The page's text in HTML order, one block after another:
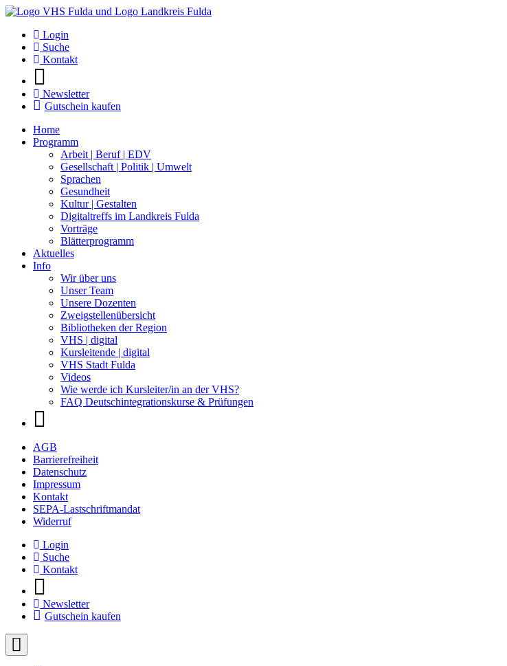
Login
Suche
Kontakt
Newsletter
Gutschein kaufen
Home
Programm
Arbeit | Beruf | EDV
Gesellschaft | Politik | Umwelt
Sprachen
Gesundheit
Kultur | Gestalten
Digitaltreffs im Landkreis Fulda
Vorträge
Blätterprogramm
Aktuelles
Info
Wir über uns
Unser Team
Unsere Dozenten
Zweigstellenübersicht
Bibliotheken der Region
VHS | digital
Kursleitende | digital
VHS Stadt Fulda
Videos
Wie werde ich Kursleiter/in an der VHS?
FAQ Deutschintegrationskurse & Prüfungen
AGB
Barrierefreiheit
Datenschutz
Impressum
Kontakt
SEPA-Lastschriftmandat
Widerruf
Login
Suche
Kontakt
Newsletter
Gutschein kaufen